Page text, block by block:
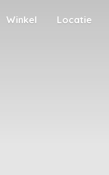
Winkel Locatie